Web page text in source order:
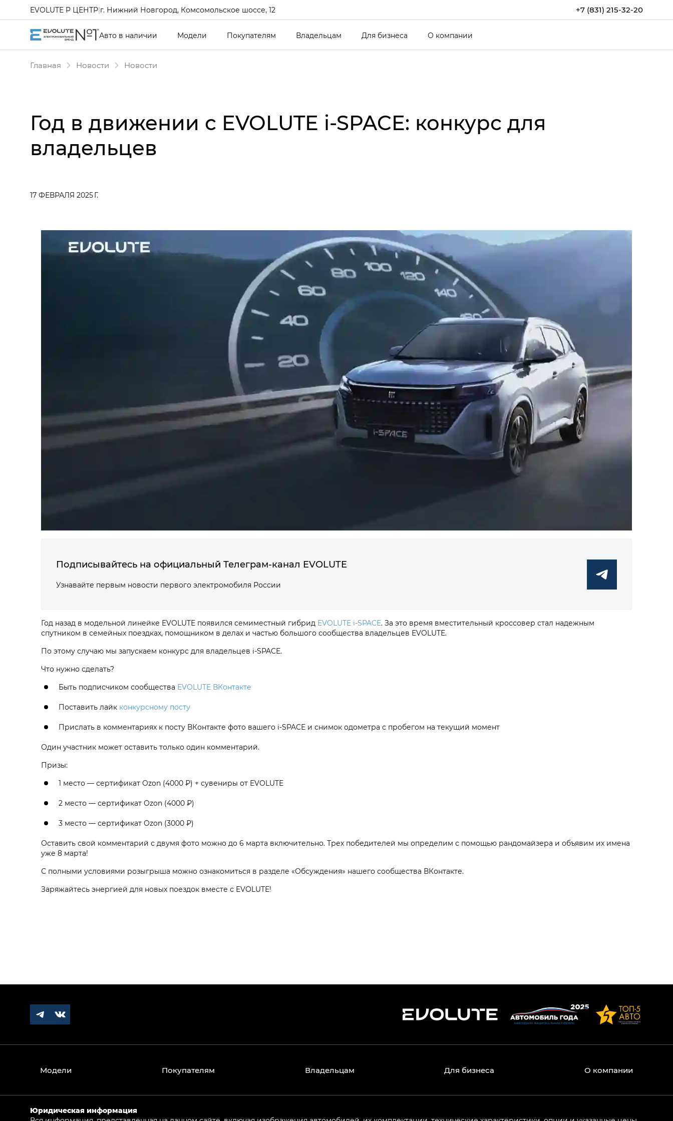
+7 (831) 215-32-20
EVOLUTE Р ЦЕНТР|г. Нижний Новгород, Комсомольское шоссе, 12
Авто в наличии Модели Покупателям Владельцам Для бизнеса О компании
Главная Новости Новости
Год в движении с EVOLUTE i‑SPACE: конкурс для
владельцев
17 ФЕВРАЛЯ 2025 Г.
Подписывайтесь на официальный Телеграм-канал EVOLUTE
Узнавайте первым новости первого электромобиля России
Год назад в модельной линейке EVOLUTE появился семиместный гибрид EVOLUTE i‑SPACE. За это время вместительный кроссовер стал надежным
спутником в семейных поездках, помощником в делах и частью большого сообщества владельцев EVOLUTE.
По этому случаю мы запускаем конкурс для владельцев i‑SPACE.
Что нужно сделать?
Быть подписчиком сообщества EVOLUTE ВКонтакте
Поставить лайк конкурсному посту
Прислать в комментариях к посту ВКонтакте фото вашего i‑SPACE и снимок одометра с пробегом на текущий момент
Один участник может оставить только один комментарий.
Призы:
1 место — сертификат Ozon (4000 ₽) + сувениры от EVOLUTE
2 место — сертификат Ozon (4000 ₽)
3 место — сертификат Ozon (3000 ₽)
Оставить свой комментарий с двумя фото можно до 6 марта включительно. Трех победителей мы определим с помощью рандомайзера и объявим их имена
уже 8 марта!
С полными условиями розыгрыша можно ознакомиться в разделе «Обсуждения» нашего сообщества ВКонтакте.
Заряжайтесь энергией для новых поездок вместе с EVOLUTE!
Модели Покупателям Владельцам Для бизнеса О компании
Юридическая информация